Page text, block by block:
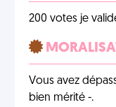
200 votes je
Vous avez
bien mérité -.